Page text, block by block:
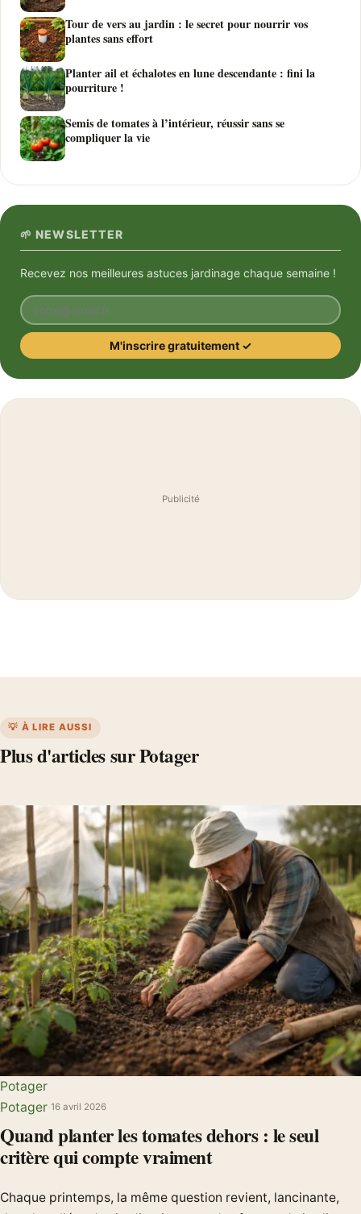
Tour de vers au jardin : le secret pour nourrir vos
plantes sans effort
Planter ail et échalotes en lune descendante : fini la
pourriture !
Semis de tomates à l’intérieur, réussir sans se
compliquer la vie
🌱 NEWSLETTER
Recevez nos meilleures astuces jardinage chaque semaine !
Votre email
M'inscrire gratuitement ✓
Publicité
💡 À LIRE AUSSI
Plus d'articles sur Potager
Potager
Potager 16 avril 2026
Quand planter les tomates dehors : le seul
critère qui compte vraiment
Chaque printemps, la même question revient, lancinante,